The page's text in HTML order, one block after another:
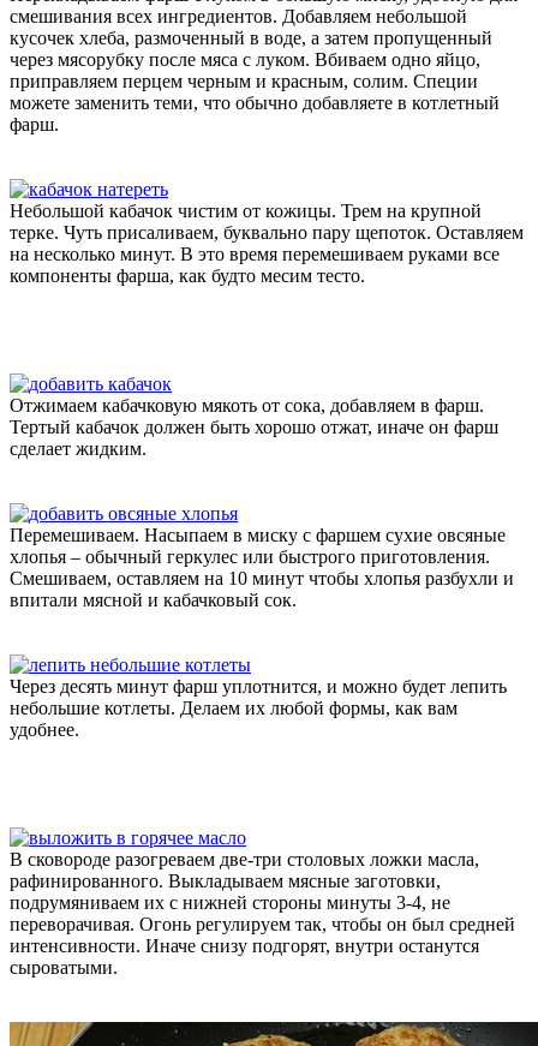
смешивания всех ингредиентов. Добавляем небольшой
кусочек хлеба, размоченный в воде, а затем пропущенный
через мясорубку после мяса с луком. Вбиваем одно яйцо,
приправляем перцем черным и красным, солим. Специи
можете заменить теми, что обычно добавляете в котлетный
фарш.
Небольшой кабачок чистим от кожицы. Трем на крупной
терке. Чуть присаливаем, буквально пару щепоток. Оставляем
на несколько минут. В это время перемешиваем руками все
компоненты фарша, как будто месим тесто.
Отжимаем кабачковую мякоть от сока, добавляем в фарш.
Тертый кабачок должен быть хорошо отжат, иначе он фарш
сделает жидким.
Перемешиваем. Насыпаем в миску с фаршем сухие овсяные
хлопья – обычный геркулес или быстрого приготовления.
Смешиваем, оставляем на 10 минут чтобы хлопья разбухли и
впитали мясной и кабачковый сок.
Через десять минут фарш уплотнится, и можно будет лепить
небольшие котлеты. Делаем их любой формы, как вам
удобнее.
В сковороде разогреваем две-три столовых ложки масла,
рафинированного. Выкладываем мясные заготовки,
подрумяниваем их с нижней стороны минуты 3-4, не
переворачивая. Огонь регулируем так, чтобы он был средней
интенсивности. Иначе снизу подгорят, внутри останутся
сыроватыми.